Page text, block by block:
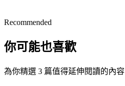
Recommended
你可能也喜歡
為你精選 3 篇值得延伸閱讀的內容